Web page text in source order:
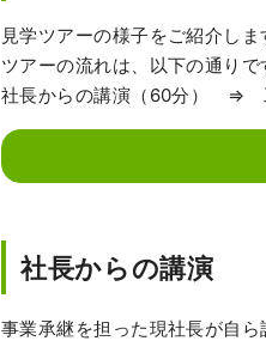
見学ツアーの様子をご紹介しま
ツアーの流れは、以下の通りで
社長からの講演（60分） ⇒
社長からの講演
事業承継を担った現社長が自ら